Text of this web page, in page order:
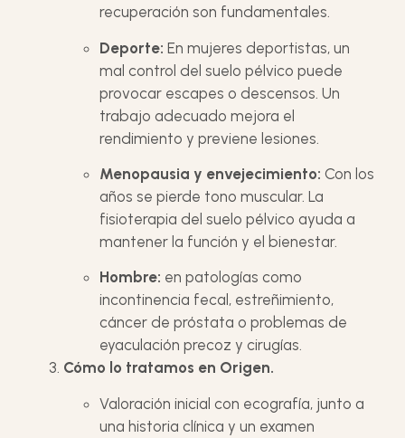
recuperación son fundamentales.
Deporte: En mujeres deportistas, un
mal control del suelo pélvico puede
provocar escapes o descensos. Un
trabajo adecuado mejora el
rendimiento y previene lesiones.
Menopausia y envejecimiento: Con los
años se pierde tono muscular. La
fisioterapia del suelo pélvico ayuda a
mantener la función y el bienestar.
Hombre: en patologías como
incontinencia fecal, estreñimiento,
cáncer de próstata o problemas de
eyaculación precoz y cirugías.
Cómo lo tratamos en Origen.
Valoración inicial con ecografía, junto a
una historia clínica y un examen